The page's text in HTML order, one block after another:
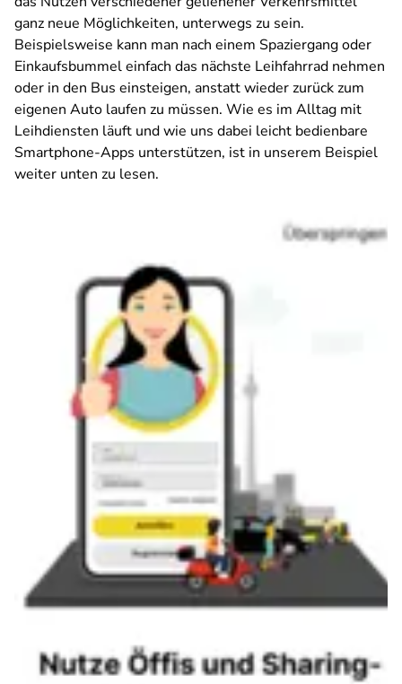
ganz neue Möglichkeiten, unterwegs zu sein.
Beispielsweise kann man nach einem Spaziergang oder
Einkaufsbummel einfach das nächste Leihfahrrad nehmen
oder in den Bus einsteigen, anstatt wieder zurück zum
eigenen Auto laufen zu müssen. Wie es im Alltag mit
Leihdiensten läuft und wie uns dabei leicht bedienbare
Smartphone-Apps unterstützen, ist in unserem Beispiel
weiter unten zu lesen.